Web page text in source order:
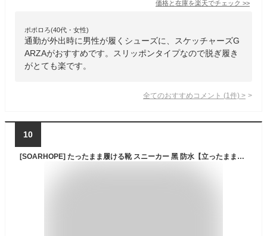
価格と在庫を楽天でチェック >>
ポポロろ(40代・女性)
通勤が外出時に男性が履くシューズに、スケッチャーズG
ARZAがおすすめです。スリッポンタイプなので脱ぎ履き
がとても楽です。
全てのおすすめコメント (1 件) >
10
[SOARHOPE] たったまま履ける靴 スニーカー 黑 防水【立ったままスッと履ける 理学療法士推薦】手を使わずに履けるスニーカー ビジネスカジュアル 革靴風スニーカー 通勤靴 3E 運動靴 カジュアルシューズ 歩きやすい靴 レザー